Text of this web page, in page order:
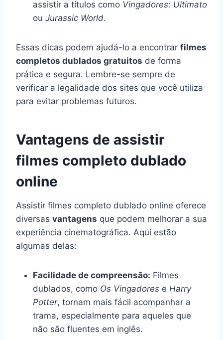
assistir a títulos como Vingadores: Ultimato
ou Jurassic World.
Essas dicas podem ajudá-lo a encontrar filmes
completos dublados gratuitos de forma
prática e segura. Lembre-se sempre de
verificar a legalidade dos sites que você utiliza
para evitar problemas futuros.
Vantagens de assistir
filmes completo dublado
online
Assistir filmes completo dublado online oferece
diversas vantagens que podem melhorar a sua
experiência cinematográfica. Aqui estão
algumas delas:
Facilidade de compreensão: Filmes
dublados, como Os Vingadores e Harry
Potter, tornam mais fácil acompanhar a
trama, especialmente para aqueles que
não são fluentes em inglês.